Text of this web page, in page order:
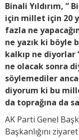
Binali Yıldırım,
için millet için 20
fazla ne
ne yazık ki böyle
kalkıp ne diyorlar
ne olacak sonra
söylemediler
diyorum ki bu
da toprağına da
AK Parti Genel
Başkanlığını